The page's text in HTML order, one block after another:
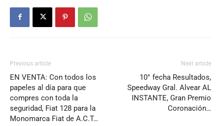
Previous article
EN VENTA: Con todos los
papeles al día para que
compres con toda la
seguridad, Fiat 128 para la
Monomarca Fiat de A.C.T…
Next article
10° fecha Resultados,
Speedway Gral. Alvear AL
INSTANTE, Gran Premio
Coronación…